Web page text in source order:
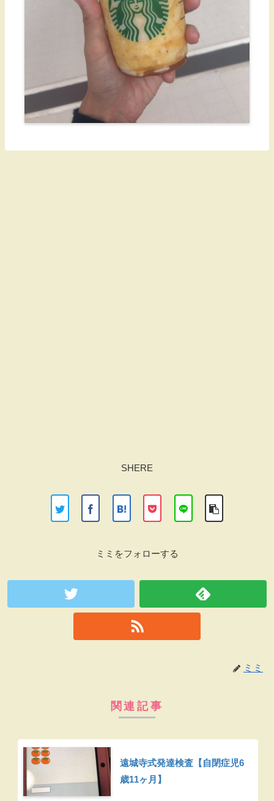
SHERE
ミミをフォローする
ミミ
関連記事
遠城寺式発達検査【自閉症児6
歳11ヶ月】